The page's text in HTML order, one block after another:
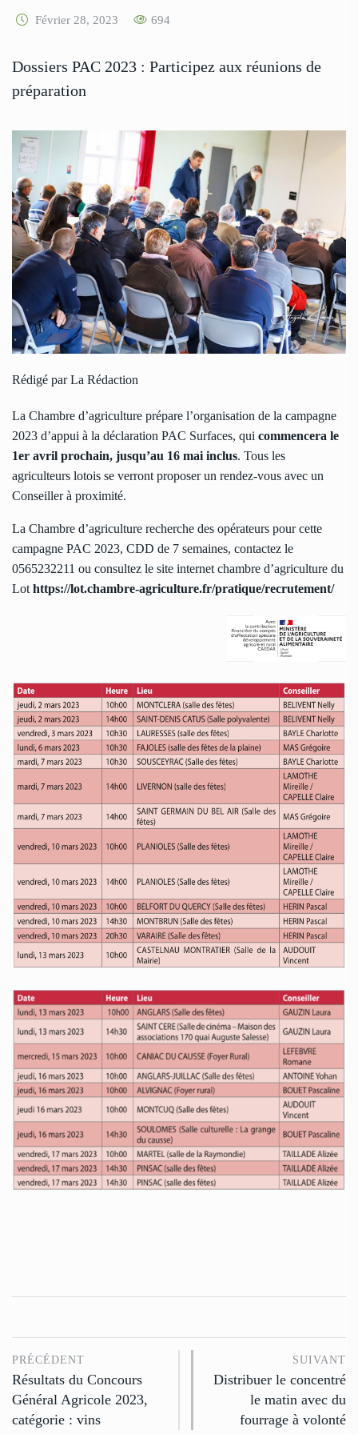
Février 28, 2023 694
Dossiers PAC 2023 : Participez aux réunions de
préparation
Rédigé par La Rédaction
La Chambre d’agriculture prépare l’organisation de la campagne
2023 d’appui à la déclaration PAC Surfaces, qui commencera le
1er avril prochain, jusqu’au 16 mai inclus. Tous les
agriculteurs lotois se verront proposer un rendez-vous avec un
Conseiller à proximité.
La Chambre d’agriculture recherche des opérateurs pour cette
campagne PAC 2023, CDD de 7 semaines, contactez le
0565232211 ou consultez le site internet chambre d’agriculture du
Lot https://lot.chambre-agriculture.fr/pratique/recrutement/
PRÉCÉDENT
Résultats du Concours
Général Agricole 2023,
catégorie : vins
SUIVANT
Distribuer le concentré
le matin avec du
fourrage à volonté